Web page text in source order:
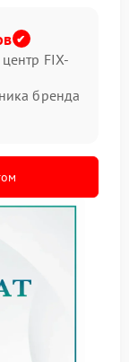
прибора
к
— они
FIX-
бренда